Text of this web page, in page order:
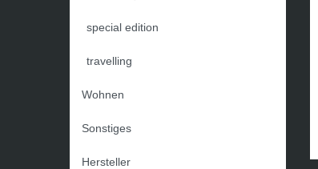
special edition
travelling
Wohnen
Sonstiges
Hersteller